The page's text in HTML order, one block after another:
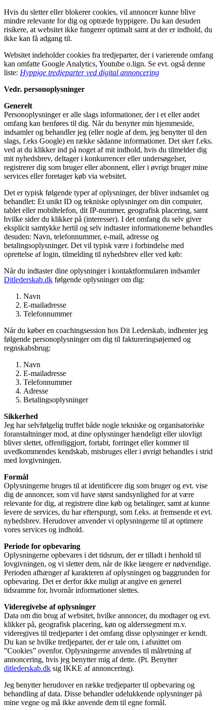
Hvis du sletter eller blokerer cookies, vil annoncer kunne blive
mindre relevante for dig og optræde hyppigere. Du kan desuden
risikere, at websitet ikke fungerer optimalt samt at der er indhold, du
ikke kan få adgang til.
Websitet indeholder cookies fra tredjeparter, der i varierende omfang
kan omfatte Google Analytics, Youtube o.lign. Se evt. også denne
liste: Hyppige tredjeparter ved digital annoncering
Vedr. personoplysninger
Generelt
Personoplysninger er alle slags informationer, der i et eller andet
omfang kan henføres til dig. Når du benytter min hjemmeside,
indsamler og behandler jeg (eller nogle af dem, jeg benytter til den
slags, f.eks Google) en række sådanne informationer. Det sker f.eks.
ved at du klikker ind på noget af mit indhold, hvis du tilmelder dig
mit nyhedsbrev, deltager i konkurrencer eller undersøgelser,
registrerer dig som bruger eller abonnent, eller i øvrigt bruger mine
services eller foretager køb via websitet.
Det er typisk følgende typer af oplysninger, der bliver indsamlet og
behandlet: Et unikt ID og tekniske oplysninger om din computer,
tablet eller mobiltelefon, dit IP-nummer, geografisk placering, samt
hvilke sider du klikker på (interesser). I det omfang du selv giver
eksplicit samtykke hertil og selv indtaster informationerne behandles
desuden: Navn, telefonnummer, e-mail, adresse og
betalingsoplysninger. Det vil typisk være i forbindelse med
oprettelse af login, tilmelding til nyhedsbrev eller ved køb:
Når du indtaster dine oplysninger i kontaktformularen indsamler
Ditlederskab.dk følgende oplysninger om dig:
Navn
E-mailadresse
Telefonnummer
Når du køber en coachingsession hos Dit Lederskab, indhenter jeg
følgende personoplysninger om dig til faktureringsøjemed og
regnskabsbrug:
Navn
E-mailadresse
Telefonnummer
Adresse
Betalingsoplysninger
Sikkerhed
Jeg har selvfølgelig truffet både nogle tekniske og organisatoriske
foranstaltninger mod, at dine oplysninger hændeligt eller ulovligt
bliver slettet, offentliggjort, fortabt, forringet eller kommer til
uvedkommendes kendskab, misbruges eller i øvrigt behandles i strid
med lovgivningen.
Formål
Oplysningerne bruges til at identificere dig som bruger og evt. vise
dig de annoncer, som vil have størst sandsynlighed for at være
relevante for dig, at registrere dine køb og betalinger, samt at kunne
levere de services, du har efterspurgt, som f.eks. at fremsende et evt.
nyhedsbrev. Herudover anvender vi oplysningerne til at optimere
vores services og indhold.
Periode for opbevaring
Oplysningerne opbevares i det tidsrum, der er tilladt i henhold til
lovgivningen, og vi sletter dem, når de ikke længere er nødvendige.
Perioden afhænger af karakteren af oplysningen og baggrunden for
opbevaring. Det er derfor ikke muligt at angive en generel
tidsramme for, hvornår informationer slettes.
Videregivelse af oplysninger
Data om din brug af websitet, hvilke annoncer, du modtager og evt.
klikker på, geografisk placering, køn og alderssegment m.v.
videregives til tredjeparter i det omfang disse oplysninger er kendt.
Du kan se hvilke tredjeparter, der er tale om, i afsnittet om
”Cookies” ovenfor. Oplysningerne anvendes til målretning af
annoncering, hvis jeg benytter mig af dette. (Pt. Benytter
ditlederskab.dk sig IKKE af annoncering).
Jeg benytter herudover en række tredjeparter til opbevaring og
behandling af data. Disse behandler udelukkende oplysninger på
mine vegne og må ikke anvende dem til egne formål.